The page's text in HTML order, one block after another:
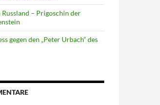
– Prigoschin der
gegen den „Peter Urbach“ des